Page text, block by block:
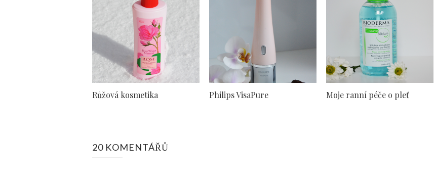
Růžová kosmetika Philips VisaPure Moje ranní péče o pleť
20 KOMENTÁŘŮ